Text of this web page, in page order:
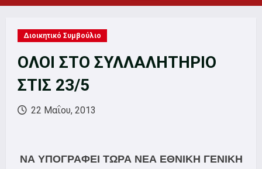
Menu
Διοικητικό Συμβούλιο
ΟΛΟΙ ΣΤΟ ΣΥΛΛΑΛΗΤΗΡΙΟ
ΣΤΙΣ 23/5
22 Μαΐου, 2013
ΝΑ ΥΠΟΓΡΑΦΕΙ ΤΩΡΑ ΝΕΑ ΕΘΝΙΚΗ ΓΕΝΙΚΗ